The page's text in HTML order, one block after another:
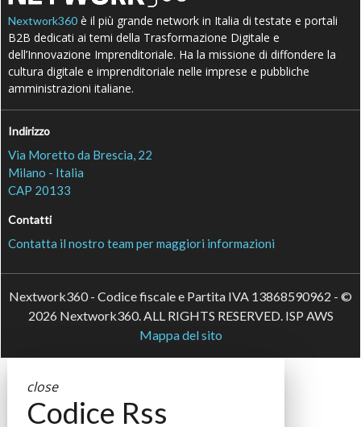
Nextwork360 è il più grande network in Italia di testate e portali
B2B dedicati ai temi della Trasformazione Digitale e
dell’Innovazione Imprenditoriale. Ha la missione di diffondere la
cultura digitale e imprenditoriale nelle imprese e pubbliche
amministrazioni italiane.
Indirizzo
Via Moretto da Brescia, 22
Milano - Italia
CAP 20133
Contatti
Contatta il nostro team per maggiori informazioni
Nextwork360 - Codice fiscale e Partita IVA 13868590962 - ©
2026 Nextwork360. ALL RIGHTS RESERVED. ISP AWS
Mappa del sito
close
Codice Rss